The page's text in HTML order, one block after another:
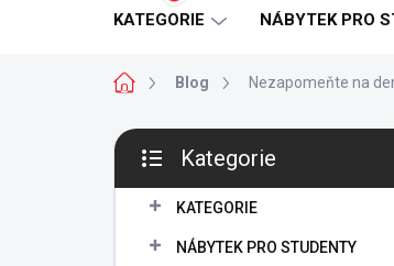
KATEGORIE NÁBYTEK PRO
DomůBlog Nezapomeňte na
P
s
kategorie
Kategorie
KATEGORIE
NÁBYTEK PRO STUDENTY